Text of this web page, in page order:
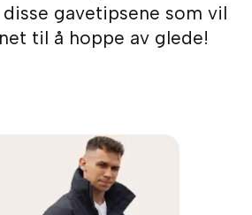
gavetipsene som vil
til å hoppe av glede!